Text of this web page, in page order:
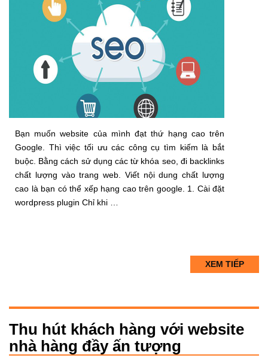
Bạn muốn website của mình đạt thứ hạng cao trên
Google. Thì việc tối ưu các công cụ tìm kiếm là bắt
buộc. Bằng cách sử dụng các từ khóa seo, đi backlinks
chất lượng vào trang web. Viết nội dung chất lượng
cao là bạn có thể xếp hạng cao trên google. 1. Cài đặt
wordpress plugin Chỉ khi …
XEM TIẾP
Thu hút khách hàng với website
nhà hàng đầy ấn tượng